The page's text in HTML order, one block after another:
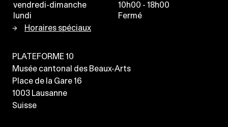
vendredi-dimanche
10h00 - 18h00
lundi
Fermé
Horaires spéciaux
PLATEFORME 10
Musée cantonal des Beaux-Arts
Place de la Gare 16
1003 Lausanne
Suisse